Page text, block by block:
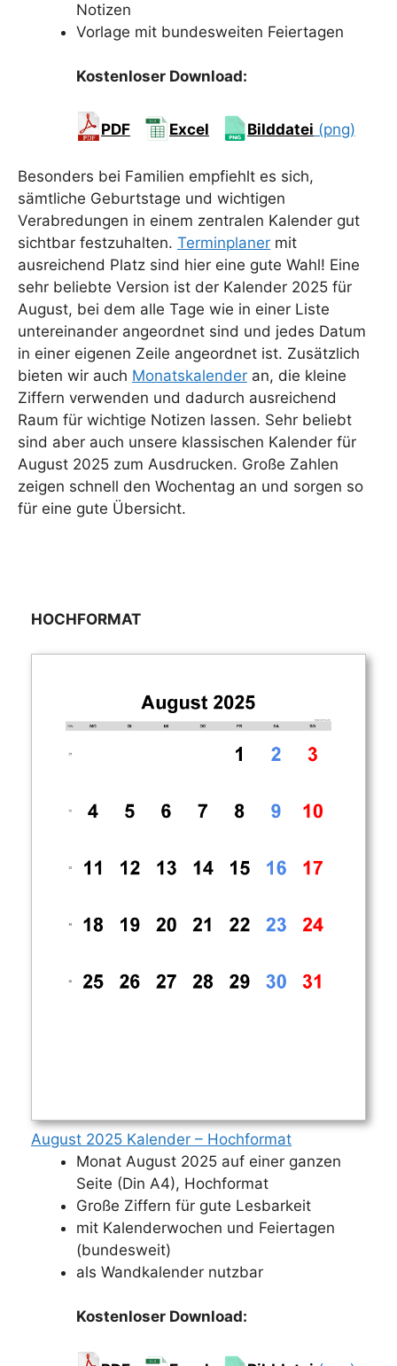
Notizen
Vorlage mit bundesweiten Feiertagen
Kostenloser Download:
PDF Excel Bilddatei (png)
Besonders bei Familien empfiehlt es sich,
sämtliche Geburtstage und wichtigen
Verabredungen in einem zentralen Kalender gut
sichtbar festzuhalten. Terminplaner mit
ausreichend Platz sind hier eine gute Wahl! Eine
sehr beliebte Version ist der Kalender 2025 für
August, bei dem alle Tage wie in einer Liste
untereinander angeordnet sind und jedes Datum
in einer eigenen Zeile angeordnet ist. Zusätzlich
bieten wir auch Monatskalender an, die kleine
Ziffern verwenden und dadurch ausreichend
Raum für wichtige Notizen lassen. Sehr beliebt
sind aber auch unsere klassischen Kalender für
August 2025 zum Ausdrucken. Große Zahlen
zeigen schnell den Wochentag an und sorgen so
für eine gute Übersicht.
HOCHFORMAT
August 2025 Kalender – Hochformat
Monat August 2025 auf einer ganzen
Seite (Din A4), Hochformat
Große Ziffern für gute Lesbarkeit
mit Kalenderwochen und Feiertagen
(bundesweit)
als Wandkalender nutzbar
Kostenloser Download: